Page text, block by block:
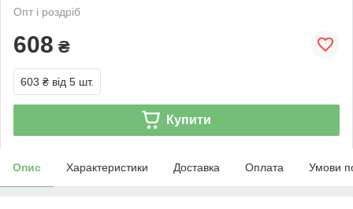
Опт і роздріб
608 ₴
603 ₴ від 5 шт.
Купити
Опис Характеристики Доставка Оплата Умови